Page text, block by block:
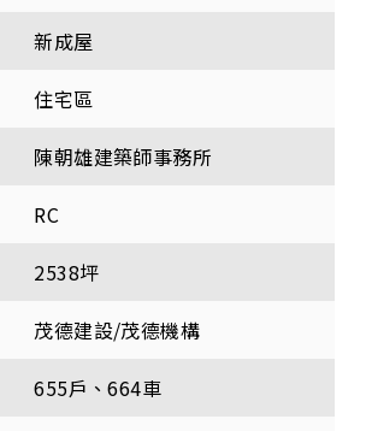
新成屋
住宅區
陳朝雄建築師事務所
RC
2538坪
茂德建設/茂德機構
655戶、664車